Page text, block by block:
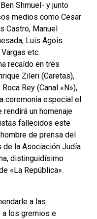
Shmuel- y junto
medios como Cesar
Castro, Manuel
Luis Agois
etc.
recaído en tres
Zileri (Caretas),
Rey (Canal «N»),
ceremonia especial el
un homenaje
fallecidos este
de prensa del
de la Asociación Judía
distinguidísimo
«La República».
a las
a los gremios e